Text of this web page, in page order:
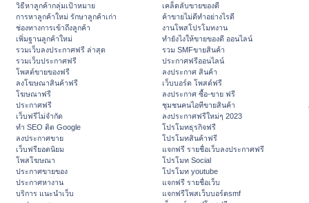
วิธีหาลูกค้ากลุ่มเป้าหมาย
การหาลูกค้าใหม่ รักษาลูกค้าเก่า
ช่องทางการเข้าถึงลูกค้า
เพิ่มฐานลูกค้าใหม่
รวมเว็บลงประกาศฟรี ล่าสุด
รวมเว็บประกาศฟรี
โพสต์ขายของฟรี
ลงโฆษณาสินค้าฟรี
โฆษณาฟรี
ประกาศฟรี
เว็บฟรีไม่จำกัด
ทำ SEO ติด Google
ลงประกาศขาย
เว็บฟรียอดนิยม
โพสโฆษณา
ประกาศขายของ
ประกาศหางาน
บริการ แนะนำเว็บ
เคล็ดลับขายของดี
ค้าขายไม่ดีทำอย่างไรดี
งานโพสโปรโมทงาน
ทํายังไงให้ขายของดี ออนไลน์
รวม SMFขายสินค้า
ประกาศฟรีออนไลน์
ลงประกาศ สินค้า
เว็บบอร์ด โพสต์ฟรี
ลงประกาศ ซื้อ-ขาย ฟรี
ชุมชนคนไอทีขายสินค้า
ลงประกาศฟรีใหม่ๆ 2023
โปรโมทธุรกิจฟรี
โปรโมทสินค้าฟรี
แจกฟรี รายชื่อเว็บลงประกาศฟรี
โปรโมท Social
โปรโมท youtube
แจกฟรี รายชื่อเว็บ
แจกฟรีโพสเว็บบอร์ดsmf